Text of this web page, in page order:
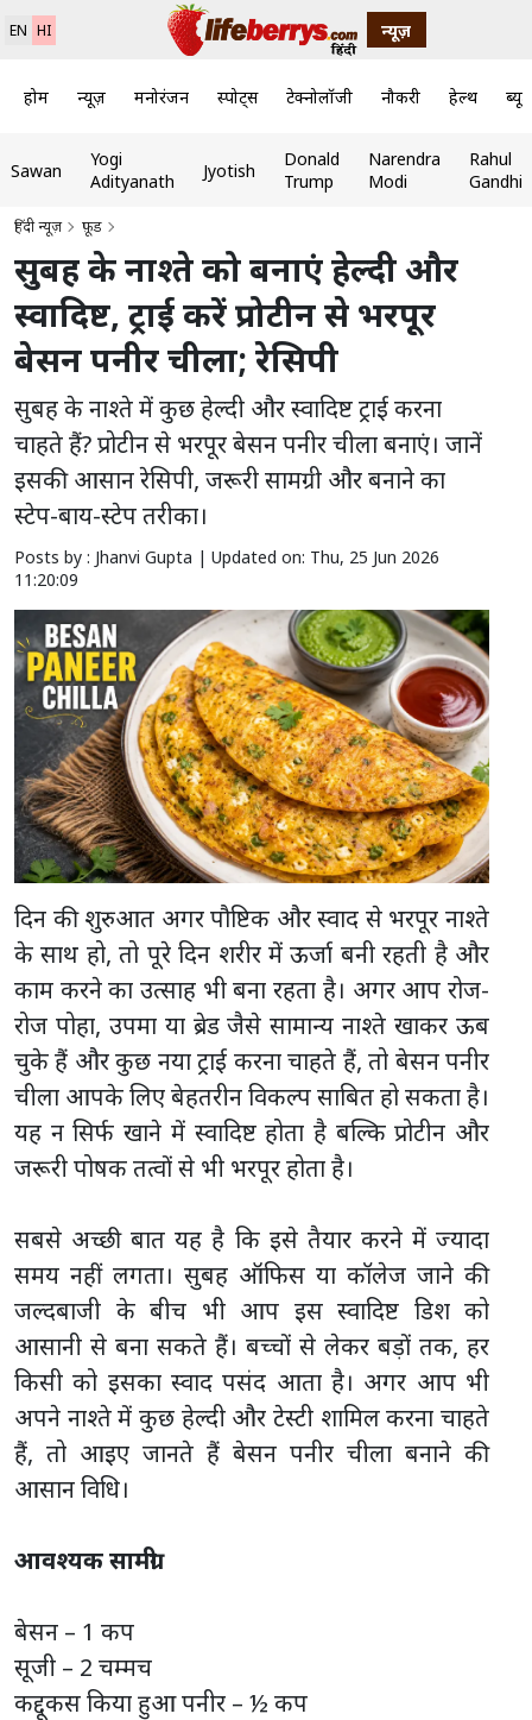
EN HI न्यूज़
होम न्यूज़ मनोरंजन स्पोर्ट्स टेक्नोलॉजी नौकरी हेल्थ
Sawan
Yogi
Adityanath
Jyotish
Donald
Trump
Narendra
Modi
Rahul
Gandhi
हिंदी न्यूज़ फ़ूड
सुबह के नाश्ते को बनाएं हेल्दी और
स्वादिष्ट, ट्राई करें प्रोटीन से भरपूर
बेसन पनीर चीला; रेसिपी
सुबह के नाश्ते में कुछ हेल्दी और स्वादिष्ट ट्राई करना
चाहते हैं? प्रोटीन से भरपूर बेसन पनीर चीला बनाएं। जानें
इसकी आसान रेसिपी, जरूरी सामग्री और बनाने का
स्टेप-बाय-स्टेप तरीका।
Posts by : Jhanvi Gupta | Updated on: Thu, 25 Jun 2026
11:20:09
दिन की शुरुआत अगर पौष्टिक और स्वाद से भरपूर नाश्ते
के साथ हो, तो पूरे दिन शरीर में ऊर्जा बनी रहती है और
काम करने का उत्साह भी बना रहता है। अगर आप रोज-
रोज पोहा, उपमा या ब्रेड जैसे सामान्य नाश्ते खाकर ऊब
चुके हैं और कुछ नया ट्राई करना चाहते हैं, तो बेसन पनीर
चीला आपके लिए बेहतरीन विकल्प साबित हो सकता है।
यह न सिर्फ खाने में स्वादिष्ट होता है बल्कि प्रोटीन और
जरूरी पोषक तत्वों से भी भरपूर होता है।
सबसे अच्छी बात यह है कि इसे तैयार करने में ज्यादा
समय नहीं लगता। सुबह ऑफिस या कॉलेज जाने की
जल्दबाजी के बीच भी आप इस स्वादिष्ट डिश को
आसानी से बना सकते हैं। बच्चों से लेकर बड़ों तक, हर
किसी को इसका स्वाद पसंद आता है। अगर आप भी
अपने नाश्ते में कुछ हेल्दी और टेस्टी शामिल करना चाहते
हैं, तो आइए जानते हैं बेसन पनीर चीला बनाने की
आसान विधि।
आवश्यक सामग्री
बेसन – 1 कप
सूजी – 2 चम्मच
कद्दूकस किया हुआ पनीर – ½ कप